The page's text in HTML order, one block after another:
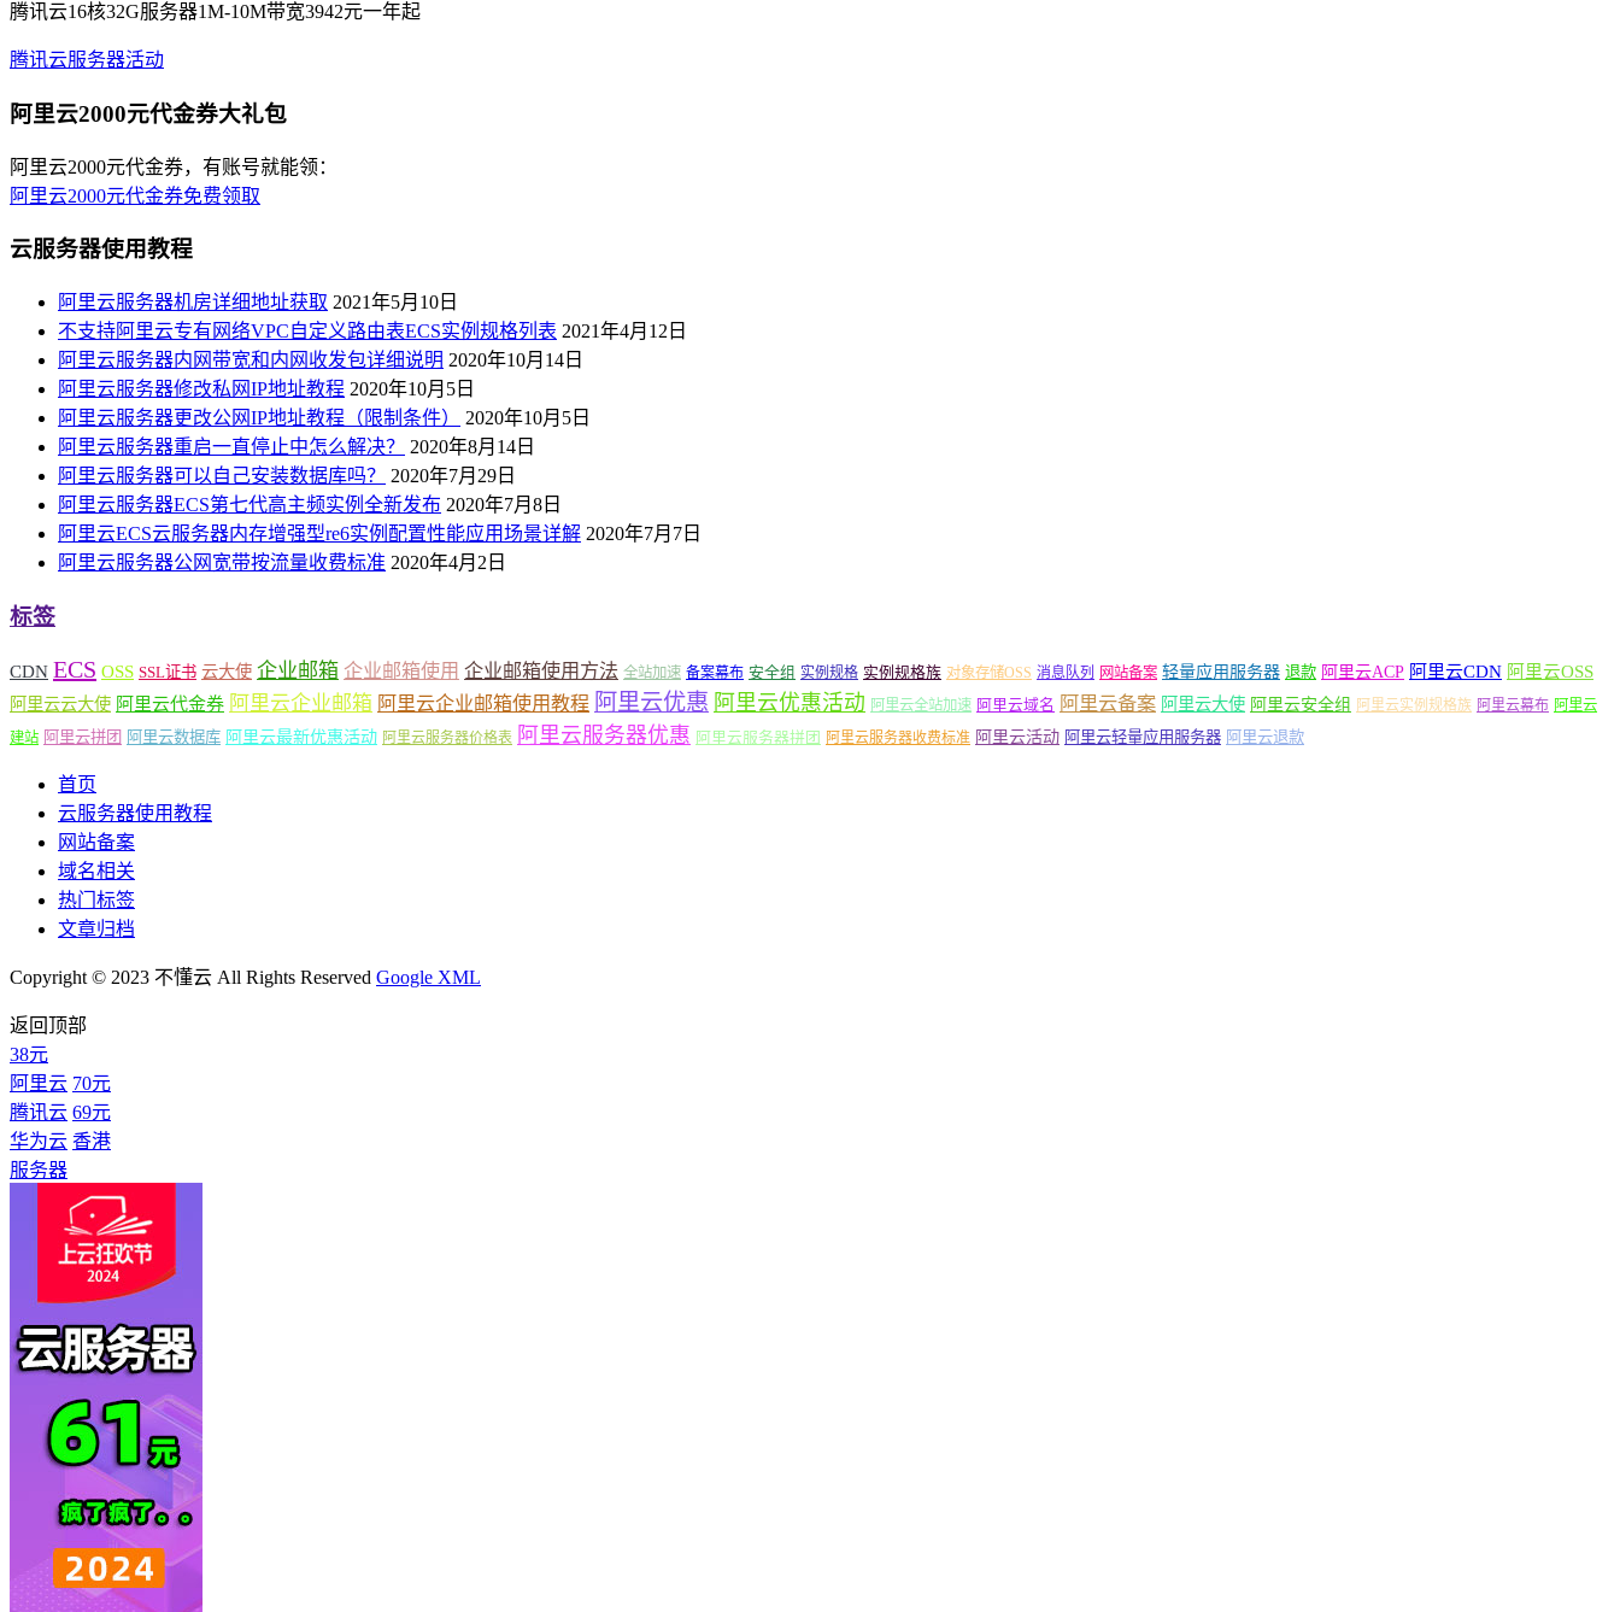
腾讯云16核32G服务器1M-10M带宽3942元一年起
腾讯云服务器活动
阿里云2000元代金券大礼包
阿里云2000元代金券，有账号就能领：
阿里云2000元代金券免费领取
云服务器使用教程
阿里云服务器机房详细地址获取 2021年5月10日
不支持阿里云专有网络VPC自定义路由表ECS实例规格列表 2021年4月12日
阿里云服务器内网带宽和内网收发包详细说明 2020年10月14日
阿里云服务器修改私网IP地址教程 2020年10月5日
阿里云服务器更改公网IP地址教程（限制条件）
2020年10月5日
阿里云服务器重启一直停止中怎么解决？
2020年8月14日
阿里云服务器可以自己安装数据库吗？
2020年7月29日
阿里云服务器ECS第七代高主频实例全新发布 2020年7月8日
阿里云ECS云服务器内存增强型re6实例配置性能应用场景详解 2020年7月7日
阿里云服务器公网宽带按流量收费标准 2020年4月2日
标签
CDN ECS OSS SSL证书 云大使 企业邮箱 企业邮箱使用 企业邮箱使用方法 全站加速 备案幕布 安全组 实例规格 实例规格族 对象存储OSS 消息队列 网站备案 轻量应用服务器 退款 阿里云ACP 阿里云CDN 阿里云OSS
阿里云云大使 阿里云代金券 阿里云企业邮箱 阿里云企业邮箱使用教程 阿里云优惠 阿里云优惠活动 阿里云全站加速 阿里云域名 阿里云备案 阿里云大使 阿里云安全组 阿里云实例规格族 阿里云幕布 阿里云
建站 阿里云拼团 阿里云数据库 阿里云最新优惠活动 阿里云服务器价格表 阿里云服务器优惠 阿里云服务器拼团 阿里云服务器收费标准 阿里云活动 阿里云轻量应用服务器 阿里云退款
首页
云服务器使用教程
网站备案
域名相关
热门标签
文章归档
Copyright © 2023 不懂云 All Rights Reserved Google XML
返回顶部
38元
阿里云 70元
腾讯云 69元
华为云 香港
服务器